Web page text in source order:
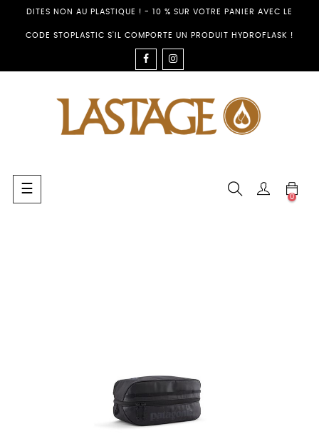
DITES NON AU PLASTIQUE ! - 10 % SUR VOTRE PANIER AVEC LE
CODE STOPLASTIC S'IL COMPORTE UN PRODUIT HYDROFLASK !
FACEBOOK
Umschalten
der
☰
0